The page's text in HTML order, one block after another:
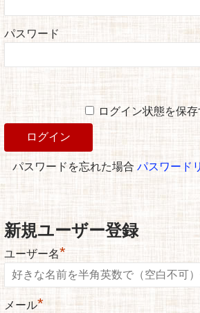
パスワード
ログイン状態を保存
パスワードを忘れた場合パスワード
新規ユーザー登録
ユーザー名*
メール*